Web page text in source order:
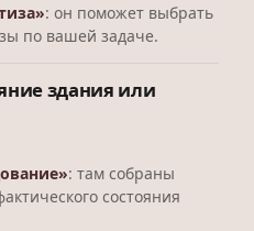
: он поможет выбрать
по вашей задаче.
здания или
: там собраны
состояния